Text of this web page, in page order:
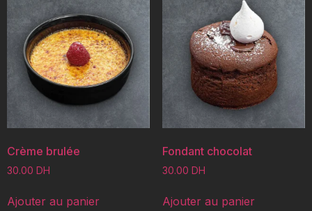
Crème brulée
30.00 DH
Ajouter au panier
Fondant chocolat
30.00 DH
Ajouter au panier